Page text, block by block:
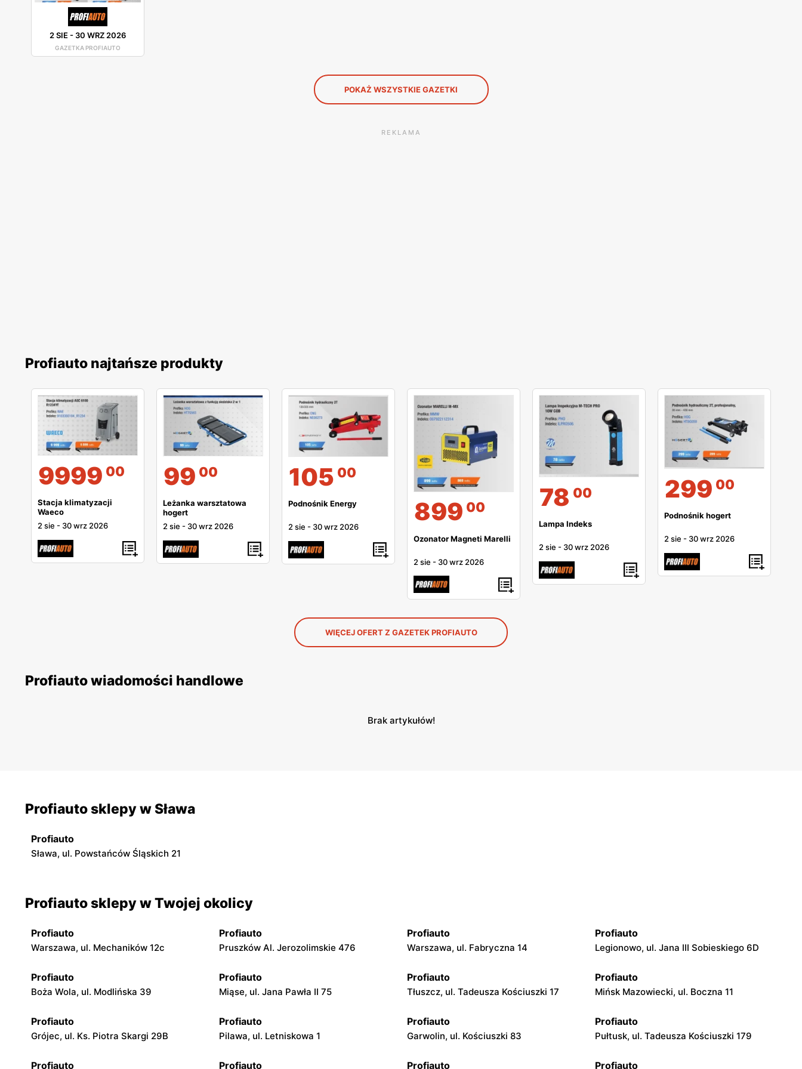
2 SIE - 30 WRZ 2026
GAZETKA PROFIAUTO
POKAŻ WSZYSTKIE GAZETKI
REKLAMA
Profiauto najtańsze produkty
9999 00
Stacja klimatyzacji
Waeco
2 sie - 30 wrz 2026
99 00
Leżanka warsztatowa
hogert
2 sie - 30 wrz 2026
105 00
Podnośnik Energy
2 sie - 30 wrz 2026
899 00
Ozonator Magneti Marelli
2 sie - 30 wrz 2026
78 00
Lampa Indeks
2 sie - 30 wrz 2026
299 00
Podnośnik hogert
2 sie - 30 wrz 2026
WIĘCEJ OFERT Z GAZETEK PROFIAUTO
Profiauto wiadomości handlowe
Brak artykułów!
Profiauto sklepy w Sława
Profiauto
Sława, ul. Powstańców Śląskich 21
Profiauto sklepy w Twojej okolicy
Profiauto
Warszawa, ul. Mechaników 12c
Profiauto
Pruszków Al. Jerozolimskie 476
Profiauto
Warszawa, ul. Fabryczna 14
Profiauto
Legionowo, ul. Jana III Sobieskiego 6D
Profiauto
Boża Wola, ul. Modlińska 39
Profiauto
Miąse, ul. Jana Pawła II 75
Profiauto
Tłuszcz, ul. Tadeusza Kościuszki 17
Profiauto
Mińsk Mazowiecki, ul. Boczna 11
Profiauto
Grójec, ul. Ks. Piotra Skargi 29B
Profiauto
Pilawa, ul. Letniskowa 1
Profiauto
Garwolin, ul. Kościuszki 83
Profiauto
Pułtusk, ul. Tadeusza Kościuszki 179
Profiauto Profiauto Profiauto Profiauto